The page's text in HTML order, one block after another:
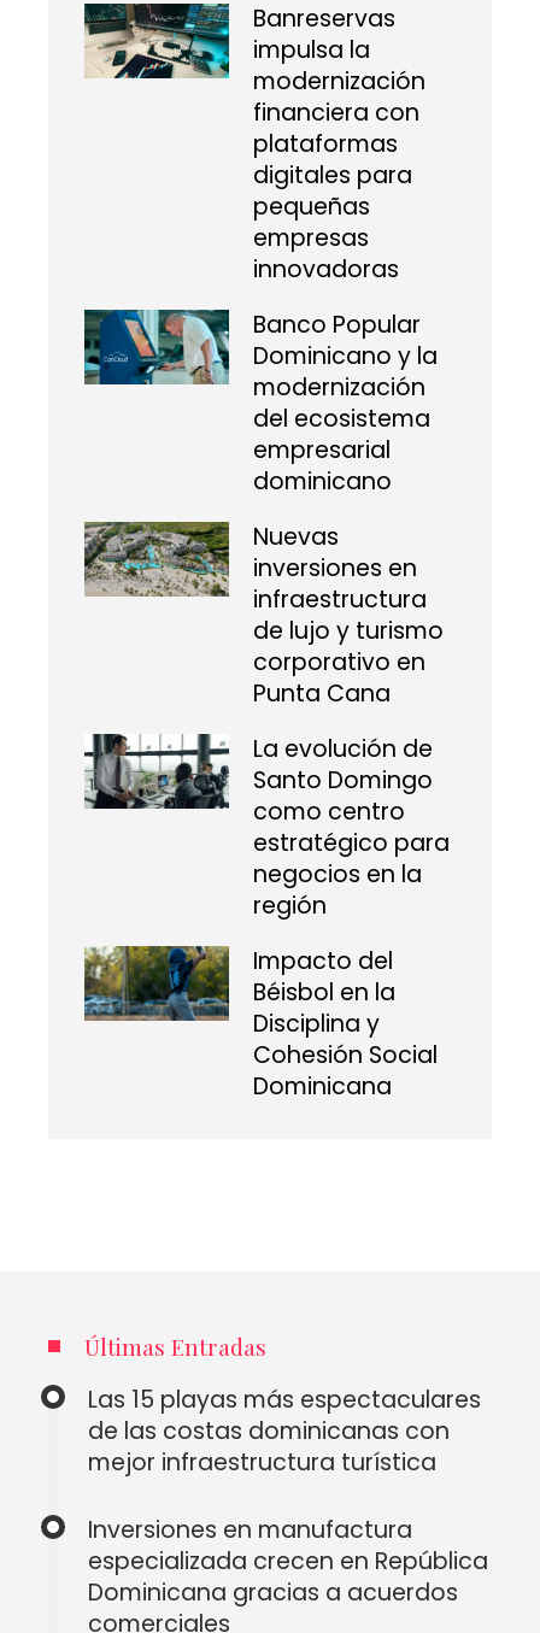
Banreservas
impulsa la
modernización
financiera con
plataformas
digitales para
pequeñas
empresas
innovadoras
Banco Popular
Dominicano y la
modernización
del ecosistema
empresarial
dominicano
Nuevas
inversiones en
infraestructura
de lujo y turismo
corporativo en
Punta Cana
La evolución de
Santo Domingo
como centro
estratégico para
negocios en la
región
Impacto del
Béisbol en la
Disciplina y
Cohesión Social
Dominicana
Últimas Entradas
Las 15 playas más espectaculares
de las costas dominicanas con
mejor infraestructura turística
Inversiones en manufactura
especializada crecen en República
Dominicana gracias a acuerdos
comerciales